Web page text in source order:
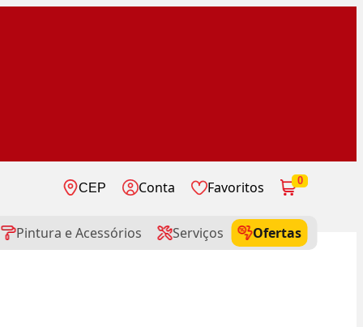
CEP Conta Favoritos 0
Pintura e Acessórios Serviços
Ofertas